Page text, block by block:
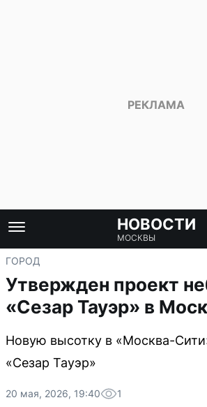
НОВОСТИ
МОСКВЫ
ГОРОД
Утвержден проект
«Сезар Тауэр» в
Новую высотку в «Москва-
«Сезар Тауэр»
20 мая, 2026, 19:40 1